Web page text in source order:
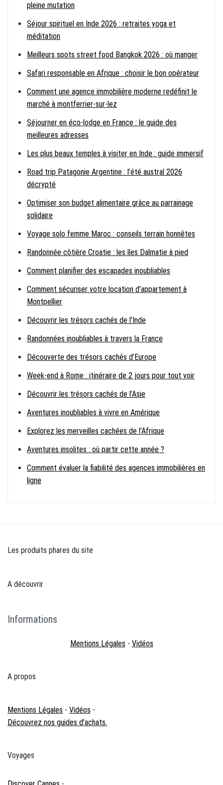
pleine mutation
Séjour spirituel en Inde 2026 : retraites yoga et
méditation
Meilleurs spots street food Bangkok 2026 : où manger
Safari responsable en Afrique : choisir le bon opérateur
Comment une agence immobilière moderne redéfinit le
marché à montferrier-sur-lez
Séjourner en éco-lodge en France : le guide des
meilleures adresses
Les plus beaux temples à visiter en Inde : guide immersif
Road trip Patagonie Argentine : l’été austral 2026
décrypté
Optimiser son budget alimentaire grâce au parrainage
solidaire
Voyage solo femme Maroc : conseils terrain honnêtes
Randonnée côtière Croatie : les îles Dalmatie à pied
Comment planifier des escapades inoubliables
Comment sécuriser votre location d’appartement à
Montpellier
Découvrir les trésors cachés de l’Inde
Randonnées inoubliables à travers la France
Découverte des trésors cachés d’Europe
Week-end à Rome : itinéraire de 2 jours pour tout voir
Découvrir les trésors cachés de l’Asie
Aventures inoubliables à vivre en Amérique
Explorez les merveilles cachées de l’Afrique
Aventures insolites : où partir cette année ?
Comment évaluer la fiabilité des agences immobilières en
ligne
Les produits phares du site
A découvrir
Informations
Mentions Légales - Vidéos
A propos
Mentions Légales - Vidéos -
Découvrez nos guides d'achats.
Voyages